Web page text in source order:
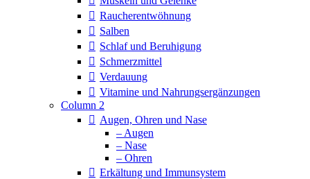
Raucherentwöhnung
Salben
Schlaf und Beruhigung
Schmerzmittel
Verdauung
Vitamine und Nahrungsergänzungen
Column 2
Augen, Ohren und Nase
– Augen
– Nase
– Ohren
Erkältung und Immunsystem